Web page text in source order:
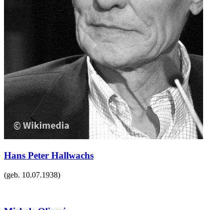
Hans Peter Hallwachs
(geb. 10.07.1938)